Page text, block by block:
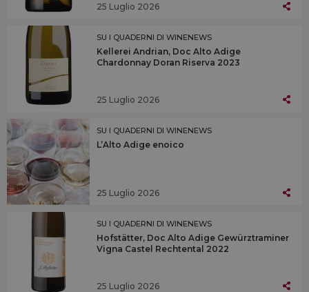
25 Luglio 2026
SU I QUADERNI DI WINENEWS
Kellerei Andrian, Doc Alto Adige
Chardonnay Doran Riserva 2023
25 Luglio 2026
SU I QUADERNI DI WINENEWS
L’Alto Adige enoico
25 Luglio 2026
SU I QUADERNI DI WINENEWS
Hofstätter, Doc Alto Adige Gewürztraminer
Vigna Castel Rechtental 2022
25 Luglio 2026